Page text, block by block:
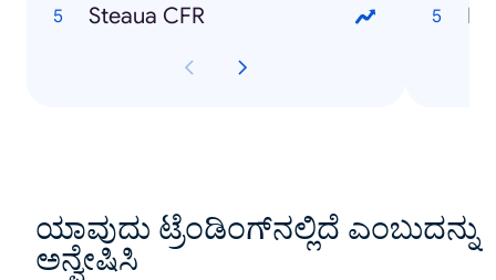
Steaua CFR
ಯಾವುದು ಟ್ರೆಂಡಿಂಗ್‌ನಲ್ಲಿದೆ ಎಂಬುದನ್ನು
ಅನ್ವೇಷಿಸಿ